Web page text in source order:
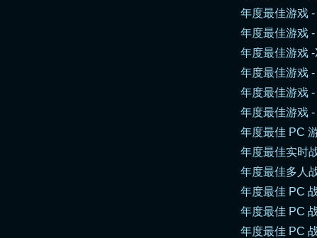
年度最佳游戏
年度最佳游戏
年度最佳游戏 -
年度最佳游戏
年度最佳游戏
年度最佳游戏
年度最佳 PC
年度最佳实时
年度最佳多人
年度最佳 PC
年度最佳 PC
年度最佳 PC